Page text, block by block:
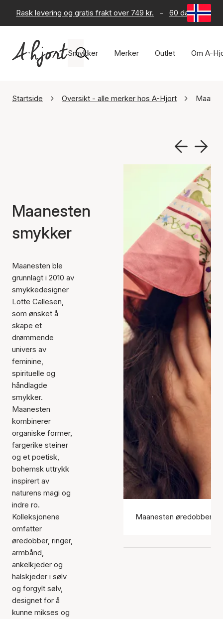
Rask levering og gratis frakt over 749 kr. - 60 dagers
Smykker Merker Outlet Om A-
Startside Oversikt - alle merker hos A-Hjort
Maanesten
smykker
Maanesten ble
grunnlagt i 2010 av
smykkedesigner
Lotte Callesen,
som ønsket å
skape et
drømmende
univers av
feminine,
spirituelle og
håndlagde
smykker.
Maanesten
kombinerer
organiske former,
fargerike steiner
og et poetisk,
bohemsk uttrykk
inspirert av
naturens magi og
indre ro.
Kolleksjonene
omfatter
øredobber, ringer,
armbånd,
ankelkjeder og
halskjeder i sølv
og forgylt sølv,
designet for å
kunne mikses og
Maanesten øredobber